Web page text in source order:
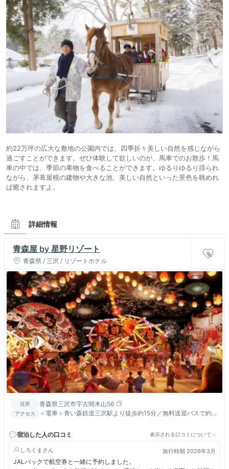
約22万坪の広大な敷地の公園内では、四季折々美しい自然を感じながら
過ごすことができます。ぜひ体験して欲しいのが、馬車でのお散歩！馬
車の中では、季節の果物を食べることができます。ゆるりゆるり揺られ
ながら、茅葺屋根の建物や大きな池、美しい自然といった景色を眺めれ
ば癒されますよ。
詳細情報
青森屋 by 星野リゾート
青森県 / 三沢 / リゾートホテル
住所 青森県三沢市字古間木山56
アクセス
＜電車＞青い森鉄道三沢駅より徒歩約15分／無料送迎バスで約3
JCTより約3分、 ＜飛行機＞東京（羽田空港）⇒三沢空港 約1時
間20分、三沢空港から無料送迎バスで約20分（要予約）
宿泊した人の口コミ 表示される口コミについて
しろくま 旅行時期 2026年3月
JALパックで航空券と一緒に予約しました。